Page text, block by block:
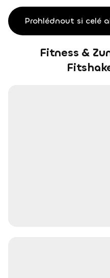
Prohlédnout si celé
Fitness &